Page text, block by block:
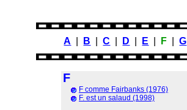
A B |C D E F |G
F
F comme Fairbanks (1976)
F. est un salaud (1998)